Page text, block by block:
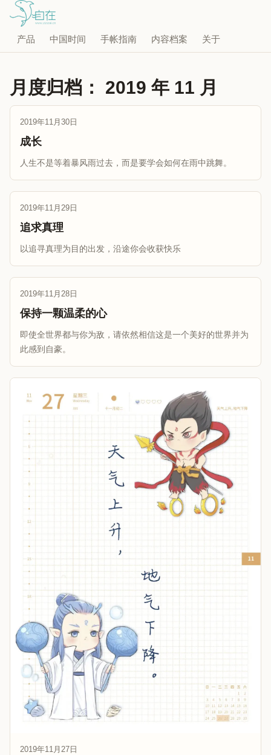
产品 中国时间 手帐指南 内容档案 关于
月度归档： 2019 年 11 月
2019年11月30日
成长
人生不是等着暴风雨过去，而是要学会如何在雨中跳舞。
2019年11月29日
追求真理
以追寻真理为目的出发，沿途你会收获快乐
2019年11月28日
保持一颗温柔的心
即使全世界都与你为敌，请依然相信这是一个美好的世界并为
此感到自豪。
2019年11月27日